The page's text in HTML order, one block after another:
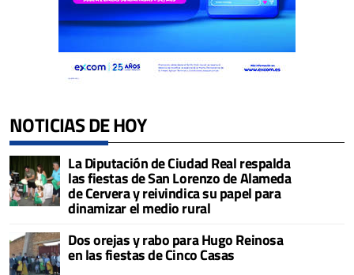
NOTICIAS DE HOY
La Diputación de Ciudad Real respalda
las fiestas de San Lorenzo de Alameda
de Cervera y reivindica su papel para
dinamizar el medio rural
Dos orejas y rabo para Hugo Reinosa
en las fiestas de Cinco Casas